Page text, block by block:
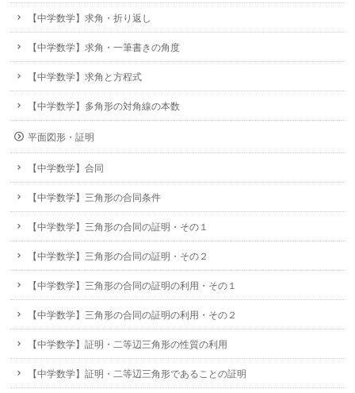
【中学数学】求角・折り返し
【中学数学】求角・一筆書きの角度
【中学数学】求角と方程式
【中学数学】多角形の対角線の本数
平面図形・証明
【中学数学】合同
【中学数学】三角形の合同条件
【中学数学】三角形の合同の証明・その１
【中学数学】三角形の合同の証明・その２
【中学数学】三角形の合同の証明の利用・その１
【中学数学】三角形の合同の証明の利用・その２
【中学数学】証明・二等辺三角形の性質の利用
【中学数学】証明・二等辺三角形であることの証明